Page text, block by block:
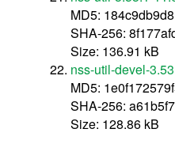
MD5:
SHA-256:
Size: 136.91 kB
nss-util-devel-
MD5:
SHA-256:
Size: 128.86 kB